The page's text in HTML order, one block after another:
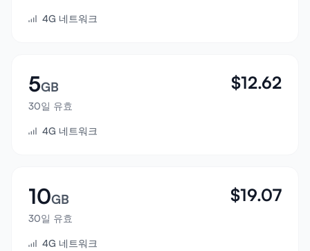
4G 네트워크
5GB
30일 유효
$12.62
4G 네트워크
10GB
30일 유효
$19.07
4G 네트워크